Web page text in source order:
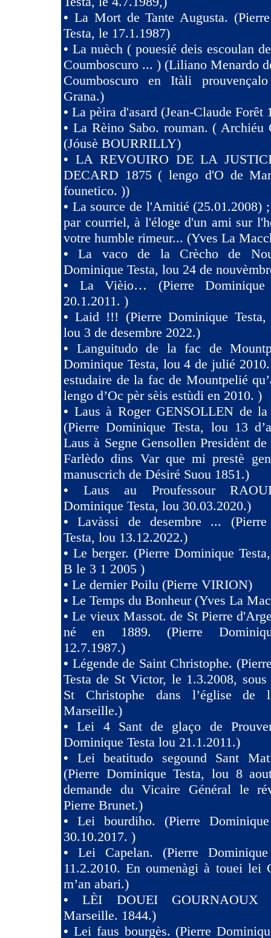
• La Mort de Tante Augusta.
Testa, le 17.1.1987)
• La nuèch ( pouesié deis escoulan
Coumboscuro ... ) (Liliano Menardo
Coumboscuro en Itàli
Grana.)
• La pèira d'asard (Jean-Claude Forêt
• La Rèino Sabo. rouman. ( Archiéu
(Jóusè BOURRILLY)
• LA REVOUIRO DE LA
DECARD 1875 ( lengo d'O de
founetico. ))
• La source de l'Amitié (25.01.2008)
par courriel, à l'éloge d'un ami sur
votre humble rimeur... (Yves La
•La vaco de la Crècho de
Dominique Testa, lou 24 de
• La Vièio… (Pierre Dominique
20.1.2011. )
•Laid !!! (Pierre Dominique
lou 3 de desembre 2022.)
• Languitudo de la fac de
Dominique Testa, lou 4 de julié
estudaire de la fac de Mountpelié
lengo d’Oc pèr sèis estùdi en 2010. )
• Laus à Roger GENSOLLEN de la
(Pierre Dominique Testa, lou 13
Laus à Segne Gensollen Presidènt
Farlèdo dins Var que mi prestè
manuscrich de Désiré Suou 1851.)
• Laus au Proufessour
Dominique Testa, lou 30.03.2020.)
•Lavàssi de desembre ...
Testa, lou 13.12.2022.)
• Le berger. (Pierre Dominique
B le 3 1 2005 )
• Le dernier Poilu (Pierre VIRION)
• Le Temps du Bonheur (Yves La
•Le vieux Massot. de St Pierre
né en 1889. (Pierre
12.7.1987.)
• Légende de Saint Christophe.
Testa de St Victor, le 1.3.2008,
St Christophe dans l’église de
Marseille.)
•Lei 4 Sant de glaço de
Dominique Testa lou 21.1.2011.)
• Lei beatitudo segound Sant
(Pierre Dominique Testa, lou 8
demande du Vicaire Général le
Pierre Brunet.)
• Lei bourdiho. (Pierre
30.10.2017. )
• Lei Capelan. (Pierre
11.2.2010. En oumenàgi à touei lei
m’an abari.)
•LÈI DOUEI GOURNAOUX
Marseille. 1844.)
• Lei faus bourgès. (Pierre